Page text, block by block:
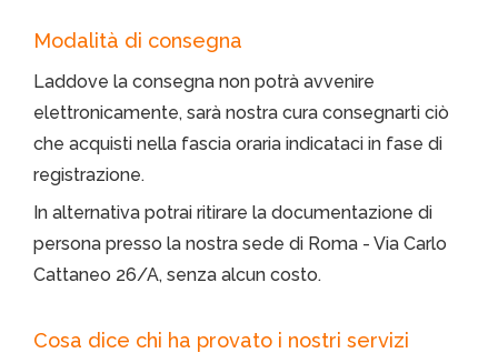
Modalità di consegna
Laddove la consegna non potrà avvenire
elettronicamente, sarà nostra cura consegnarti ciò
che acquisti nella fascia oraria indicataci in fase di
registrazione.
In alternativa potrai ritirare la documentazione di
persona presso la nostra sede di Roma - Via Carlo
Cattaneo 26/A, senza alcun costo.
Cosa dice chi ha provato i nostri servizi